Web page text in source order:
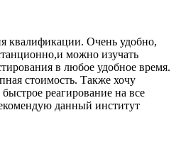
квалификации. Очень удобно,
можно изучать
в любое удобное время.
стоимость. Также хочу
реагирование на все
данный институт